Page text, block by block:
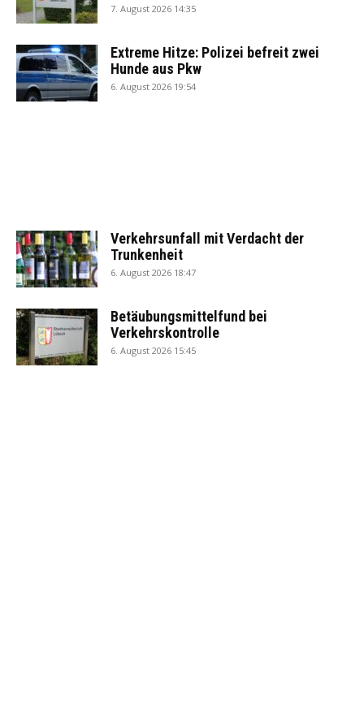
7. August 2026 14:35
Extreme Hitze: Polizei befreit zwei
Hunde aus Pkw
6. August 2026 19:54
Verkehrsunfall mit Verdacht der
Trunkenheit
6. August 2026 18:47
Betäubungsmittelfund bei
Verkehrskontrolle
6. August 2026 15:45